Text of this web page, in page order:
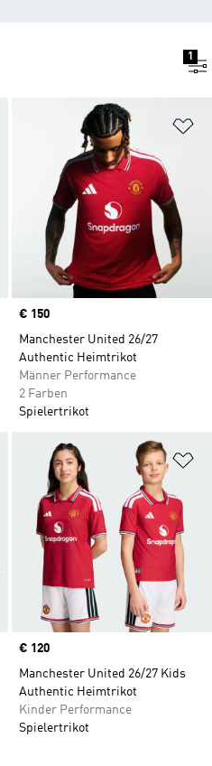
1
Zur Wunschliste hinzufügen
Price
€ 150
Manchester United 26/27
Authentic Heimtrikot
Männer Performance
2 Farben
Spielertrikot
Zur Wunschliste hinzufügen
Price
€ 120
Manchester United 26/27 Kids
Authentic Heimtrikot
Kinder Performance
Spielertrikot